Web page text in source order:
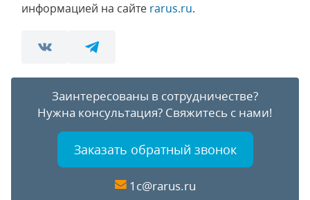
информацией на сайте rarus.ru.
Заинтересованы в сотрудничестве?
Нужна консультация? Свяжитесь с нами!
Заказать обратный звонок
1c@rarus.ru